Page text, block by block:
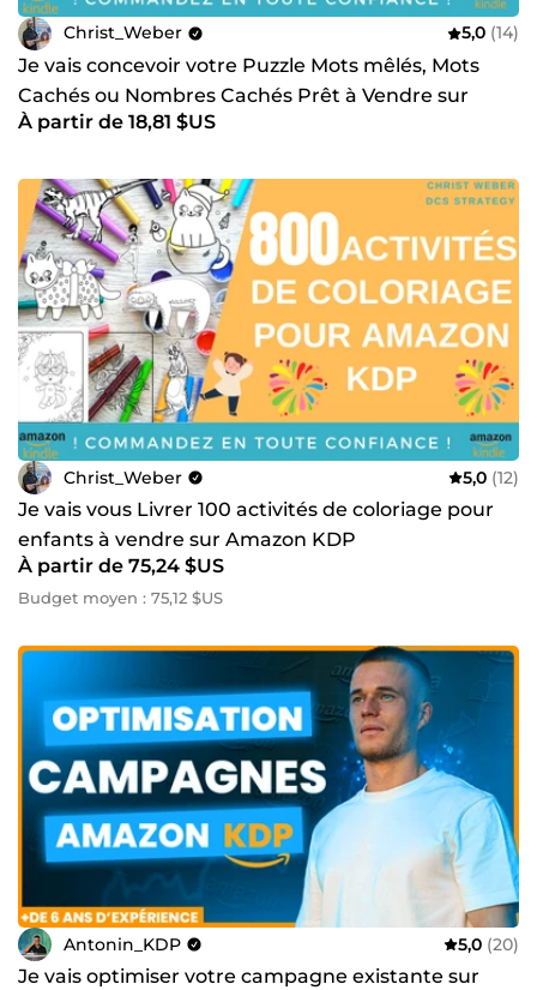
Christ_Weber 5,0 (14)
Je vais concevoir votre Puzzle Mots mêlés, Mots
Cachés ou Nombres Cachés Prêt à Vendre sur
Amazon KDP
À partir de 18,81 $US
Christ_Weber 5,0 (12)
Je vais vous Livrer 100 activités de coloriage pour
enfants à vendre sur Amazon KDP
À partir de 75,24 $US
Budget moyen : 75,12 $US
Antonin_KDP 5,0 (20)
Je vais optimiser votre campagne existante sur